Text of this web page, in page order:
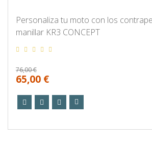
Personaliza tu moto con los
manillar KR3 CONCEPT
76,00 €
65,00 €